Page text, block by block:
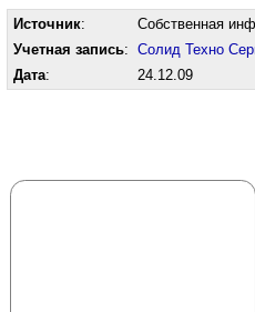
Источник:
Собственная
Учетная запись: Солид Техно
Дата: 24.12.09